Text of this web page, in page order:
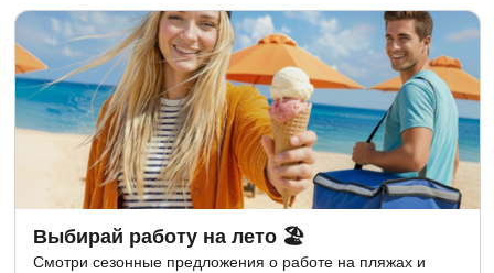
Выбирай работу на лето 🏖
Смотри сезонные предложения о работе на пляжах и